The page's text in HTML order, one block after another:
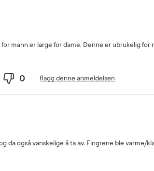
mann er large for dame. Denne er ubrukelig for
0 flagg denne anmeldelsen
da også vanskelige å ta av. Fingrene ble varme/